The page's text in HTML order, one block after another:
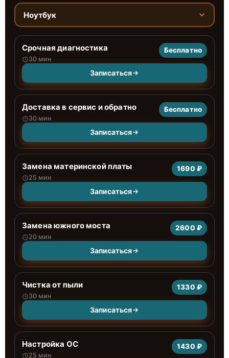
Ноутбук
Срочная диагностика
30 мин
Бесплатно
Записаться
Доставка в сервис и обратно
30 мин
Бесплатно
Записаться
Замена материнской платы
25 мин
1690 ₽
Записаться
Замена южного моста
20 мин
2600 ₽
Записаться
Чистка от пыли
30 мин
1330 ₽
Записаться
Настройка ОС
25 мин
1430 ₽